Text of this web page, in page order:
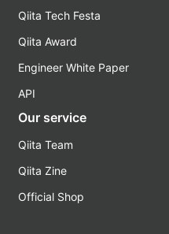
Qiita Tech Festa
Qiita Award
Engineer White Paper
API
Our service
Qiita Team
Qiita Zine
Official Shop